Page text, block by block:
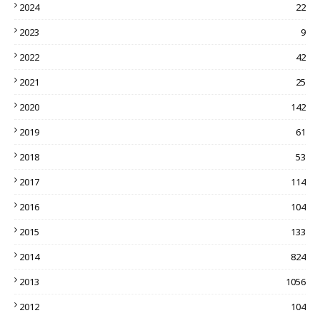
2024
22
2023
9
2022
42
2021
25
2020
142
2019
61
2018
53
2017
114
2016
104
2015
133
2014
824
2013
1056
2012
104